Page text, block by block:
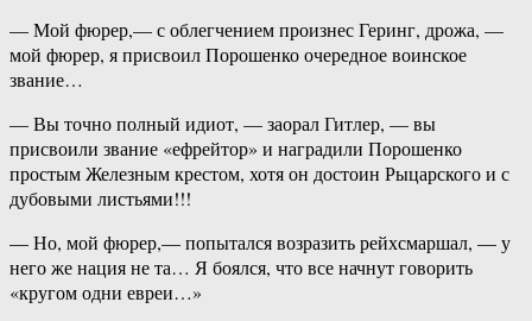
— Мой фюрер,— с облегчением произнес Геринг, дрожа, —
мой фюрер, я присвоил Порошенко очередное воинское
звание…
— Вы точно полный идиот, — заорал Гитлер, — вы
присвоили звание «ефрейтор» и наградили Порошенко
простым Железным крестом, хотя он достоин Рыцарского и с
дубовыми листьями!!!
— Но, мой фюрер,— попытался возразить рейхсмаршал, — у
него же нация не та… Я боялся, что все начнут говорить
«кругом одни евреи…»